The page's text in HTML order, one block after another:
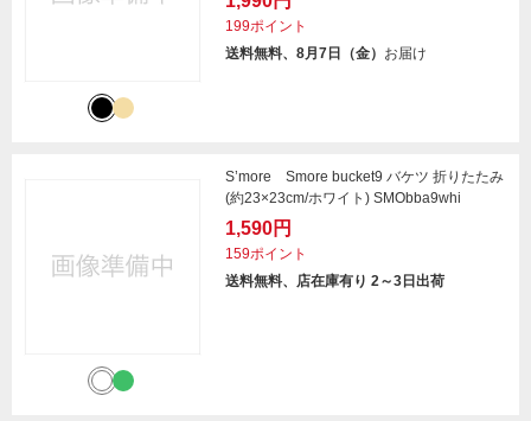
199ポイント
送料無料、8月7日（金） お届け
S’more Smore bucket9 バケツ 折りたたみ
(約23×23cm/ホワイト) SMObba9whi
1,590円
159ポイント
送料無料、店在庫有り 2～3日出荷